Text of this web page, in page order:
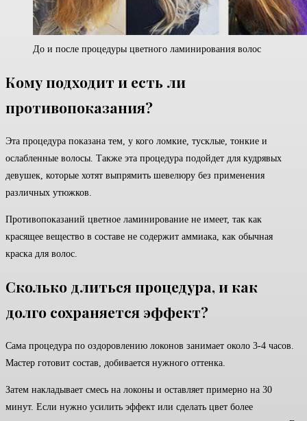
До и после процедуры цветного ламинирования волос
Кому подходит и есть ли
противопоказания?
Эта процедура показана тем, у кого ломкие, тусклые, тонкие и
ослабленные волосы. Также эта процедура подойдет для кудрявых
девушек, которые хотят выпрямить шевелюру без применения
различных утюжков.
Противопоказаний цветное ламинирование не имеет, так как
красящее вещество в составе не содержит аммиака, как обычная
краска для волос.
Сколько длиться процедура, и как
долго сохраняется эффект?
Сама процедура по оздоровлению локонов занимает около 3-4 часов.
Мастер готовит состав, добивается нужного оттенка.
Затем накладывает смесь на локоны и оставляет примерно на 30
минут. Если нужно усилить эффект или сделать цвет более